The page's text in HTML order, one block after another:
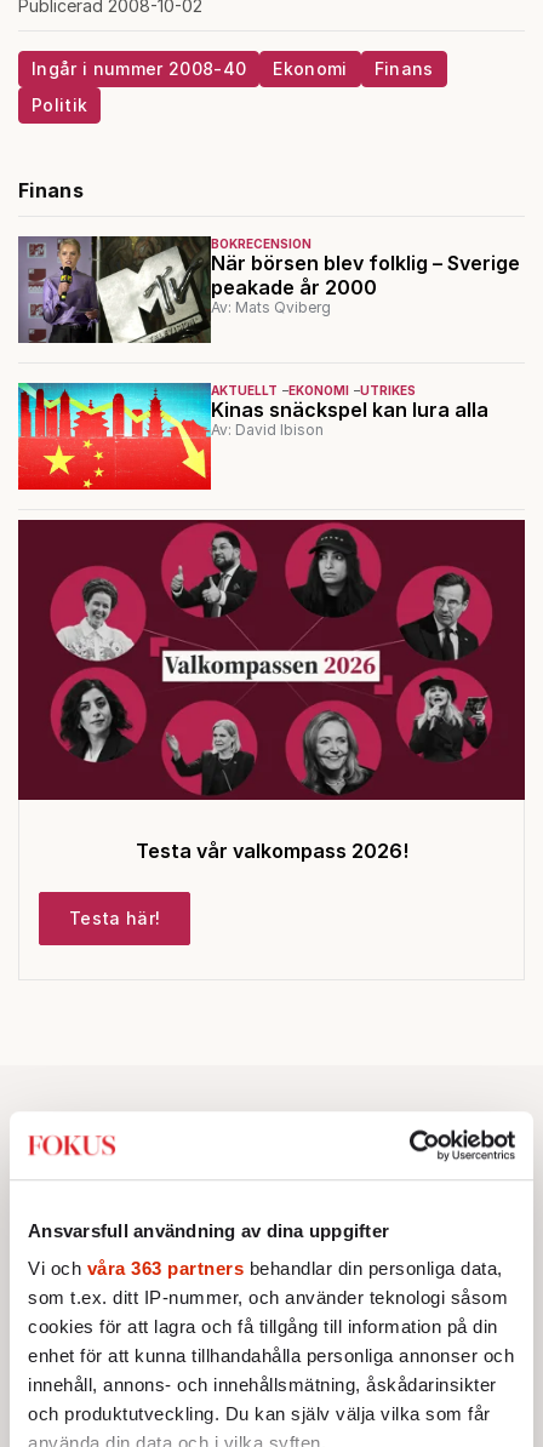
Ansvarsfull användning av dina uppgifter
Vi och våra 363 partners behandlar din personliga data,
som t.ex. ditt IP-nummer, och använder teknologi såsom
cookies för att lagra och få tillgång till information på din
enhet för att kunna tillhandahålla personliga annonser och
innehåll, annons- och innehållsmätning, åskådarinsikter
och produktutveckling. Du kan själv välja vilka som får
Publicerad 2008-10-02
Ingår i nummer 2008-40 Ekonomi
Finans
Politik
Finans
BOKRECENSION
När börsen blev folklig – Sverige
peakade år 2000
Av: Mats Qviberg
AKTUELLT EKONOMI UTRIKES
Kinas snäckspel kan lura alla
Av: David Ibison
Testa vår valkompass 2026!
Testa här!